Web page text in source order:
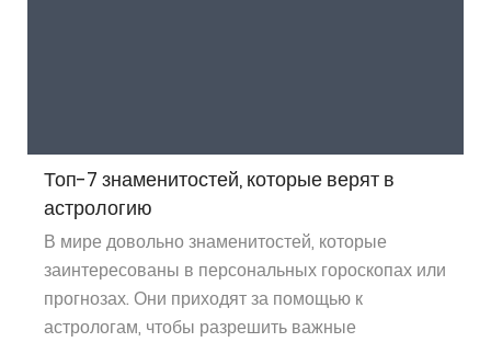
Топ-7 знаменитостей, которые верят в
астрологию
В мире довольно знаменитостей, которые
заинтересованы в персональных гороскопах или
прогнозах. Они приходят за помощью к
астрологам, чтобы разрешить важные